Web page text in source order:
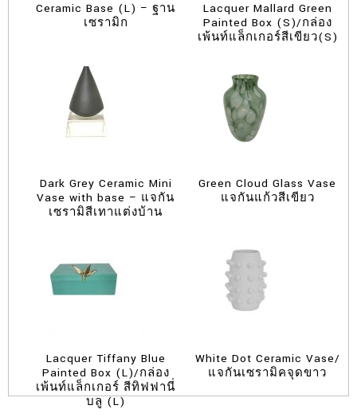
Ceramic Base (L) – ฐาน
เซรามิก
Lacquer Mallard Green
Painted Box (S)/กล่อง
เพ้นท์แล็กเกอร์สีเขียว(S)
Dark Grey Ceramic Mini
Vase with base – แจกัน
เซรามิสีเทาแต่งบ้าน
Green Cloud Glass Vase
แจกันแก้วสีเขียว
Lacquer Tiffany Blue
Painted Box (L)/กล่อง
เพ้นท์แล็กเกอร์ สีทิฟฟานี่
บลู (L)
White Dot Ceramic Vase/
แจกันเซรามิคจุดขาว